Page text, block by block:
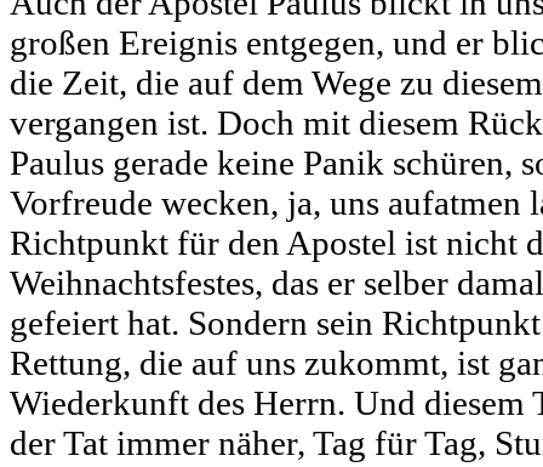
großen Ereignis entgegen, und er
die Zeit, die auf dem Wege zu
vergangen ist. Doch mit diesem
Paulus gerade keine Panik schüren,
Vorfreude wecken, ja, uns aufatmen
Richtpunkt für den Apostel ist nicht
Weihnachtsfestes, das er selber
gefeiert hat. Sondern sein
Rettung, die auf uns zukommt, ist
Wiederkunft des Herrn. Und diesem
der Tat immer näher, Tag für Tag,